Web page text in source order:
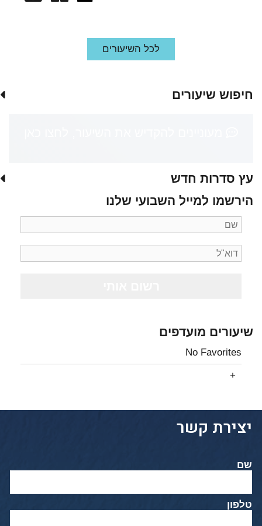
לכל השיעורים
חיפוש שיעורים
עץ סדרות חדש
הירשמו למייל השבועי שלנו
שיעורים מועדפים
No Favorites
יצירת קשר
שם
טלפון